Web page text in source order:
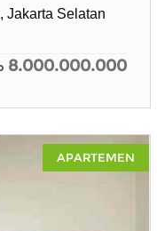
Jakarta Selatan
8.000.000.000
APARTEMEN